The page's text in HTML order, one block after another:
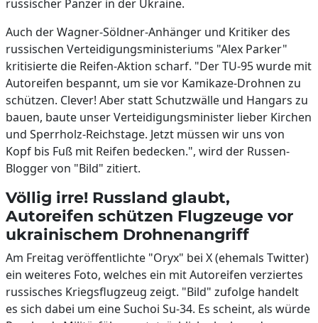
russischer Panzer in der Ukraine.
Auch der Wagner-Söldner-Anhänger und Kritiker des
russischen Verteidigungsministeriums "Alex Parker"
kritisierte die Reifen-Aktion scharf. "Der TU-95 wurde mit
Autoreifen bespannt, um sie vor Kamikaze-Drohnen zu
schützen. Clever! Aber statt Schutzwälle und Hangars zu
bauen, baute unser Verteidigungsminister lieber Kirchen
und Sperrholz-Reichstage. Jetzt müssen wir uns von
Kopf bis Fuß mit Reifen bedecken.", wird der Russen-
Blogger von "Bild" zitiert.
Völlig irre! Russland glaubt,
Autoreifen schützen Flugzeuge vor
ukrainischem Drohnenangriff
Am Freitag veröffentlichte "Oryx" bei X (ehemals Twitter)
ein weiteres Foto, welches ein mit Autoreifen verziertes
russisches Kriegsflugzeug zeigt. "Bild" zufolge handelt
es sich dabei um eine Suchoi Su-34. Es scheint, als würde